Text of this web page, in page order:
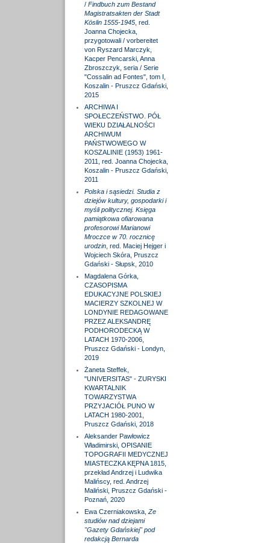
/ Findbuch zum Bestand
Magistratsakten der Stadt
Köslin 1555-1945, red.
Joanna Chojecka,
przygotowali / vorbereitet
von Ryszard Marczyk,
Kacper Pencarski, Anna
Zbroszczyk, seria / Serie
"Cossalin ad Fontes", tom I,
Koszalin - Pruszcz Gdański,
2015
ARCHIWA I
SPOŁECZEŃSTWO. PÓŁ
WIEKU DZIAŁALNOŚCI
ARCHIWUM
PAŃSTWOWEGO W
KOSZALINIE (1953) 1961-
2011, red. Joanna Chojecka,
Koszalin - Pruszcz Gdański,
2011
Polska i sąsiedzi. Studia z
dziejów kultury, gospodarki i
myśli politycznej. Księga
pamiątkowa ofiarowana
profesorowi Marianowi
Mroczce w 70. rocznicę
urodzin, red. Maciej Hejger i
Wojciech Skóra, Pruszcz
Gdański - Słupsk, 2010
Magdalena Górka,
CZASOPISMA
EDUKACYJNE POLSKIEJ
MACIERZY SZKOLNEJ W
LONDYNIE REDAGOWANE
PRZEZ ALEKSANDRĘ
PODHORODECKĄ W
LATACH 1970-2006,
Pruszcz Gdański - Londyn,
2019
Żaneta Steffek,
"UNIVERSITAS" - ZURYSKI
KWARTALNIK
TOWARZYSTWA
PRZYJACIÓŁ PUNO W
LATACH 1980-2001,
Pruszcz Gdański, 2018
Aleksander Pawłowicz
Władimirski, OPISANIE
TOPOGRAFII MEDYCZNEJ
MIASTECZKA KĘPNA 1815,
przekład Andrzej i Ludwika
Malińscy, red. Andrzej
Maliński, Pruszcz Gdański -
Poznań, 2020
Ewa Czerniakowska, Ze
studiów nad dziejami
"Gazety Gdańskiej" pod
redakcją Bernarda